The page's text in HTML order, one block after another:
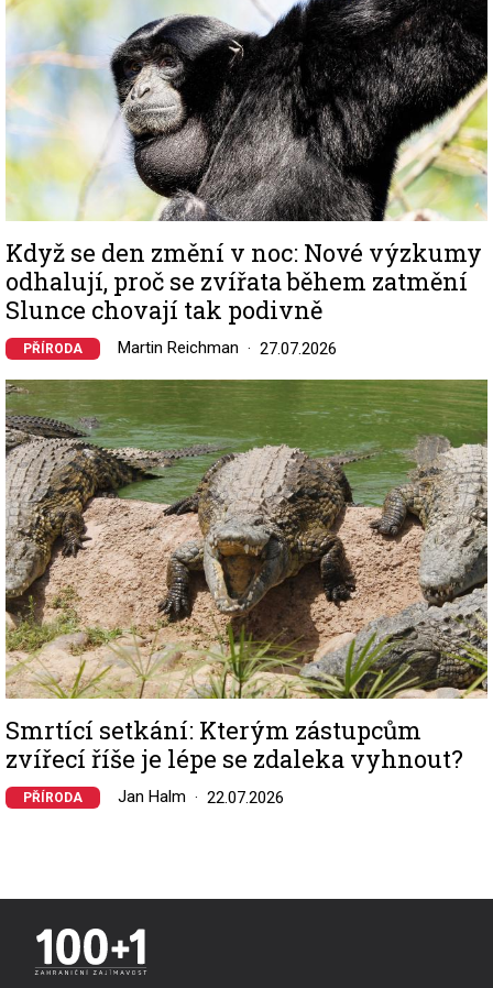
Když se den změní v noc: Nové výzkumy
odhalují, proč se zvířata během zatmění
Slunce chovají tak podivně
PŘÍRODA Martin Reichman 27.07.2026
Image
Smrtící setkání: Kterým zástupcům
zvířecí říše je lépe se zdaleka vyhnout?
PŘÍRODA Jan Halm 22.07.2026